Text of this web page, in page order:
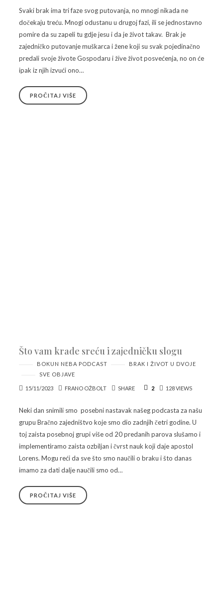
Svaki brak ima tri faze svog putovanja, no mnogi nikada ne
dočekaju treću. Mnogi odustanu u drugoj fazi, ili se jednostavno
pomire da su zapeli tu gdje jesu i da je život takav. Brak je
zajedničko putovanje muškarca i žene koji su svak pojedinačno
predali svoje živote Gospodaru i žive život posvećenja, no on će
ipak iz njih izvući ono…
PROČITAJ VIŠE
Što vam krade sreću i zajedničku slogu
BOKUN NEBA PODCAST
BRAK I ŽIVOT U DVOJE
SVE OBJAVE
15/11/2023 FRANO OŽBOLT SHARE 2 128 VIEWS
Neki dan snimili smo posebni nastavak našeg podcasta za našu
grupu Bračno zajedništvo koje smo dio zadnjih četri godine. U
toj zaista posebnoj grupi više od 20 predanih parova slušamo i
implementiramo zaista ozbiljan i čvrst nauk koji daje apostol
Lorens. Mogu reći da sve što smo naučili o braku i što danas
imamo za dati dalje naučili smo od…
PROČITAJ VIŠE